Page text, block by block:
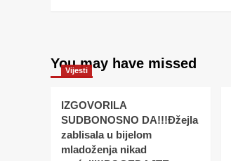
You may have missed
Vijesti
IZGOVORILA
SUDBONOSNO DA!!!Đžejla
zablisala u bijelom
mladoženja nikad